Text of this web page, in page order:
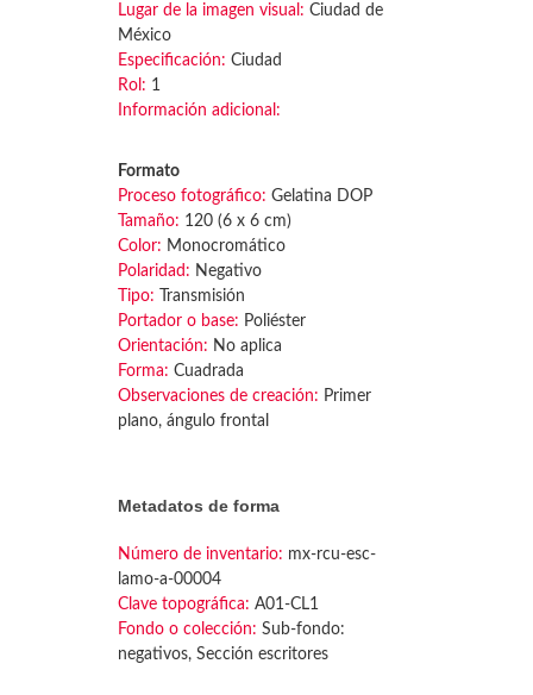
Lugar de la imagen visual: Ciudad de
México
Especificación: Ciudad
Rol: 1
Información adicional:
Formato
Proceso fotográfico: Gelatina DOP
Tamaño: 120 (6 x 6 cm)
Color: Monocromático
Polaridad: Negativo
Tipo: Transmisión
Portador o base: Poliéster
Orientación: No aplica
Forma: Cuadrada
Observaciones de creación: Primer
plano, ángulo frontal
Metadatos de forma
Número de inventario: mx-rcu-esc-
lamo-a-00004
Clave topográfica: A01-CL1
Fondo o colección: Sub-fondo:
negativos, Sección escritores